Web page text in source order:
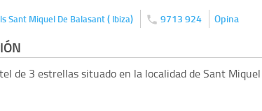
Sant Miquel De Balasant( Ibiza) 9713 924 Opina
de 3 estrellas situado en la localidad de Sant